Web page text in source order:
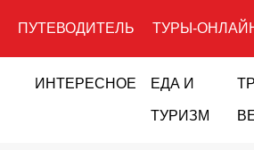
ПУТЕВОДИТЕЛЬ ТУРЫ-
ИНТЕРЕСНОЕ ЕДА И
ТУРИЗМ